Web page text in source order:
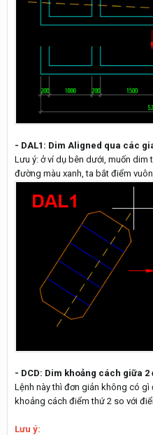
- DAL1: Dim Aligned qua các
Lưu ý: ở ví dụ bên dưới, muốn
đường màu xanh, ta bắt điểm
- DCD: Dim khoảng cách giữa
Lệnh này thì đơn giản không có
khoảng cách điểm thứ 2 so với
Lưu ý: